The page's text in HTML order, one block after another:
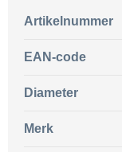
Artikelnummer
EAN-code
Diameter
Merk